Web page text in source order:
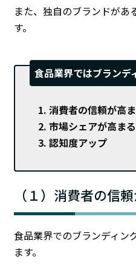
また、独自のブランドがあ
す。
食品業界ではブランデ
消費者の信頼が高
市場シェアが高まる
認知度アップ
（１）消費者の信
食品業界でのブランディン
ます。